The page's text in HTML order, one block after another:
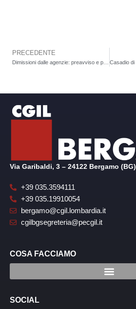
Precedente
PRECEDENTE
Via Garibaldi, 3 – 24122 Bergamo (BG)
+39 035.3594111
+39 035.19910054
bergamo@cgil.lombardia.it
cgilbgsegreteria@pecgil.it
COSA FACCIAMO
SOCIAL